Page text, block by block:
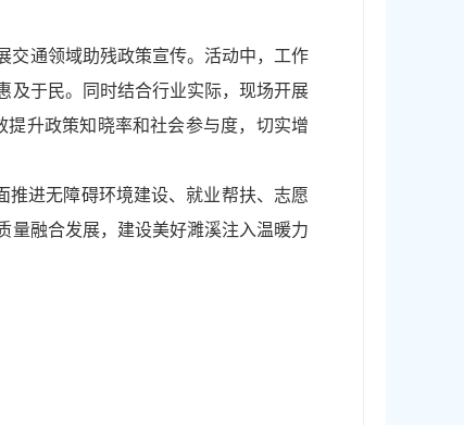
交通领域助残政策宣传。活动中，工作
及于民。同时结合行业实际，现场开展
提升政策知晓率和社会参与度，切实增
推进无障碍环境建设、就业帮扶、志愿
量融合发展，建设美好濉溪注入温暖力